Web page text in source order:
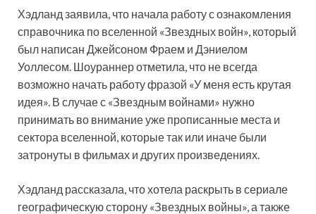
Хэдланд заявила, что начала работу с ознакомления
справочника по вселенной «Звездных войн», который
был написан Джейсоном Фраем и Дэниелом
Уоллесом. Шоураннер отметила, что не всегда
возможно начать работу фразой «У меня есть крутая
идея». В случае с «Звездным войнами» нужно
принимать во внимание уже прописанные места и
сектора вселенной, которые так или иначе были
затронуты в фильмах и других произведениях.
Хэдланд рассказала, что хотела раскрыть в сериале
географическую сторону «Звездных войны», а также